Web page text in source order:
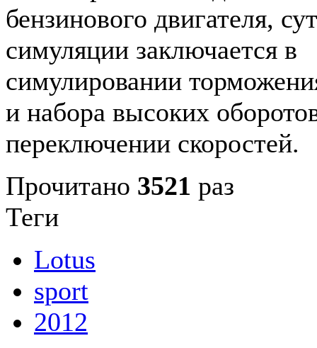
бензинового двигателя,
симуляции заключается в
симулировании
и набора высоких
переключении скоростей.
Прочитано 3521 раз
Теги
Lotus
sport
2012